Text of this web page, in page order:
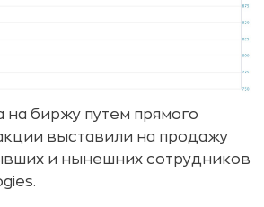
на биржу путем прямого
выставили на продажу
и нынешних сотрудников